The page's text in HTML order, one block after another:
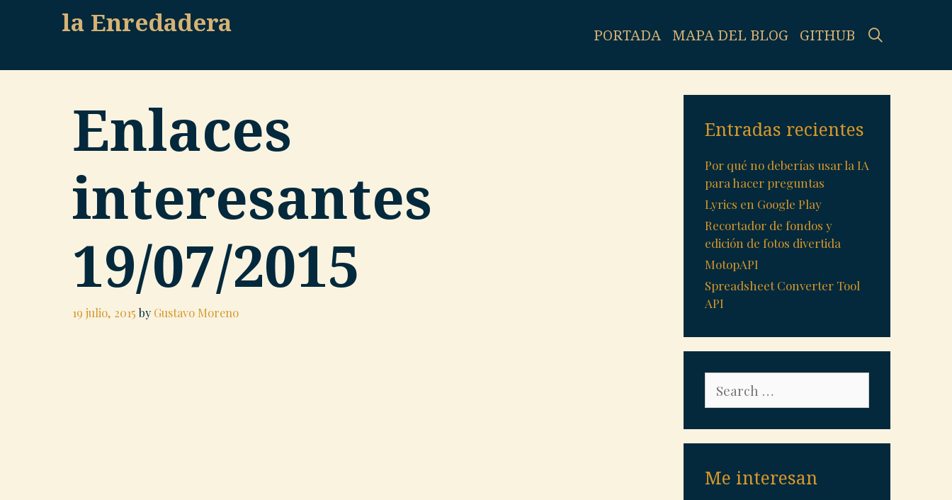
la Enredadera PORTADA MAPA DEL BLOG GITHUB
Enlaces
interesantes
19/07/2015
19 julio, 2015 by Gustavo Moreno
Entradas recientes
Por qué no deberías usar la IA
para hacer preguntas
Lyrics en Google Play
Recortador de fondos y
edición de fotos divertida
MotopAPI
Spreadsheet Converter Tool
API
for:
Me interesan